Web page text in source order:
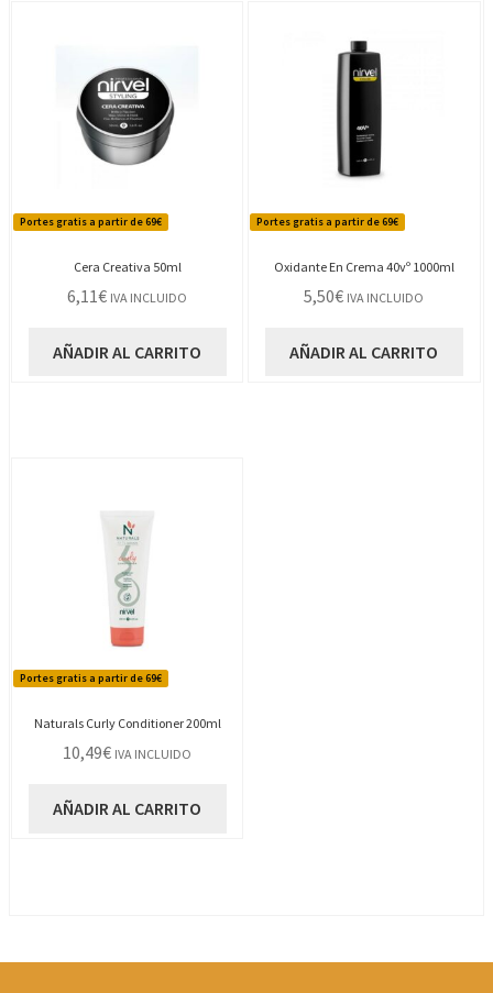
Portes gratis a partir de 69€
Cera Creativa 50ml
6,11€ IVA INCLUIDO
AÑADIR AL CARRITO
Portes gratis a partir de 69€
Oxidante En Crema 40vº 1000ml
5,50€ IVA INCLUIDO
AÑADIR AL CARRITO
Portes gratis a partir de 69€
Naturals Curly Conditioner 200ml
10,49€ IVA INCLUIDO
AÑADIR AL CARRITO